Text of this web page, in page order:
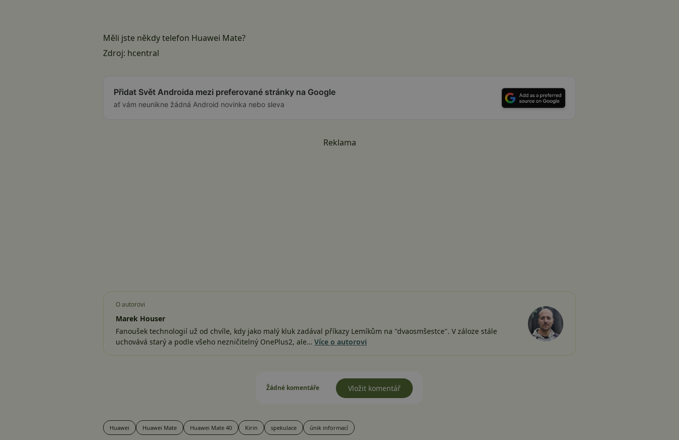
Měli jste někdy telefon Huawei Mate?
Zdroj: hcentral
Přidat Svět Androida mezi preferované stránky na Google
ať vám neunikne žádná Android novinka nebo sleva
Reklama
O autorovi
Marek Houser
Fanoušek technologií už od chvíle, kdy jako malý kluk zadával příkazy Lemíkům na "dvaosmšestce". V záloze stále
uchovává starý a podle všeho nezničitelný OnePlus2, ale… Více o autorovi
Žádné komentáře Vložit komentář
Huawei Huawei Mate Huawei Mate 40 Kirin spekulace únik informací